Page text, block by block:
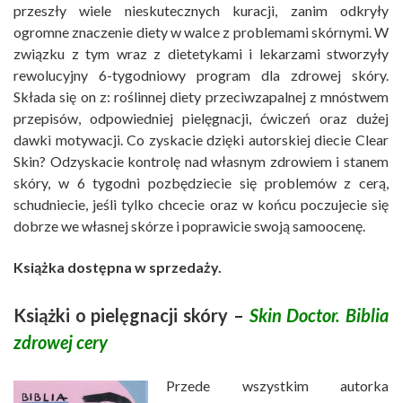
przeszły wiele nieskutecznych kuracji, zanim odkryły
ogromne znaczenie diety w walce z problemami skórnymi. W
związku z tym wraz z dietetykami i lekarzami stworzyły
rewolucyjny 6-tygodniowy program dla zdrowej skóry.
Składa się on z: roślinnej diety przeciwzapalnej z mnóstwem
przepisów, odpowiedniej pielęgnacji, ćwiczeń oraz dużej
dawki motywacji. Co zyskacie dzięki autorskiej diecie Clear
Skin? Odzyskacie kontrolę nad własnym zdrowiem i stanem
skóry, w 6 tygodni pozbędziecie się problemów z cerą,
schudniecie, jeśli tylko chcecie oraz w końcu poczujecie się
dobrze we własnej skórze i poprawicie swoją samoocenę.
Książka dostępna w sprzedaży.
Książki o pielęgnacji skóry – Skin Doctor. Biblia
zdrowej cery
Przede wszystkim autorka